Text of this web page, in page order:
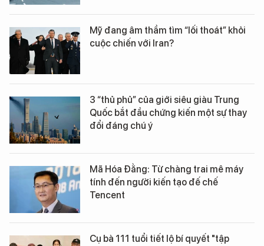
Mỹ đang âm thầm tìm “lối thoát” khỏi
cuộc chiến với Iran?
3 “thủ phủ” của giới siêu giàu Trung
Quốc bắt đầu chứng kiến một sự thay
đổi đáng chú ý
Mã Hóa Đằng: Từ chàng trai mê máy
tính đến người kiến tạo đế chế
Tencent
Cụ bà 111 tuổi tiết lộ bí quyết "tập